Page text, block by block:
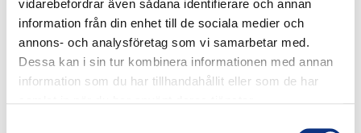
vidarebefordrar även sådana identifierare och annan
information från din enhet till de sociala medier och
annons- och analysföretag som vi samarbetar med.
Dessa kan i sin tur kombinera informationen med annan
information som du har tillhandahållit eller som de har